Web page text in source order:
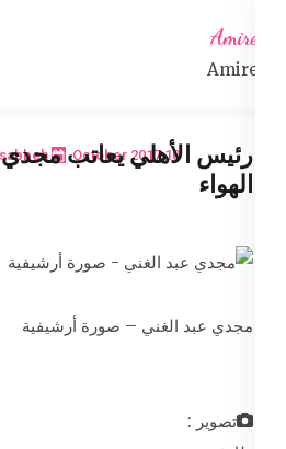
content
Enter)
Amireta
Amireta
10 October 2017
sabbeh
رئيس الأهلي يعاتب
الهواء
مجدي عبد الغني – صورة أرشيفية
تصوير :